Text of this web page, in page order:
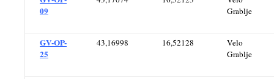
09
Grablje
GV-OP-
25
43,16998 16,52128
Velo
Grablje